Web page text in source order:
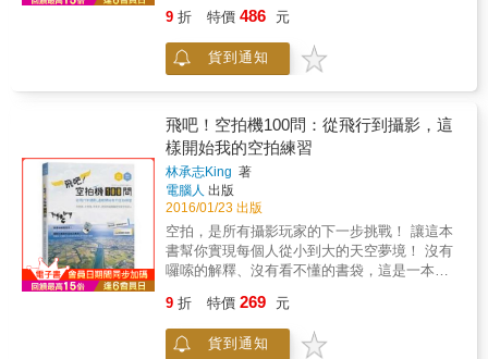
的領域本就極廣，從蟲魚花鳥到古剎名勝，從
自然風光到建築屋瓦，面對不同的題材，自然
要使用不同的方式來取景，才能夠拍出心目中
將您心中理想的風景完美的呈現在每張照片
裡。 不管是什麼風景，最後終究要回歸到拍攝
者的心，靜下心來，依隨你的心，讓手上的相
機，替你訴說出心中的那些話語！
9 折 特價 486 元
貨到通知
飛吧！空拍機100問：從飛行到攝影，這
樣開始我的空拍練習
林承志King 著
電腦人 出版
2016/01/23 出版
空拍，是所有攝影玩家的下一步挑戰！ 讓這本
書幫你實現每個人從小到大的天空夢境！ 沒有
囉嗦的解釋、沒有看不懂的書袋，這是一本紮
冊，幫你解決所有空拍、飛行遇到的狀況，帶
這本書出去空拍，你就能安心拍出最美的風
景！ 你可以在這本書裡獲得： 1. 透過問答解開
9 折 特價 269 元
貨到通知